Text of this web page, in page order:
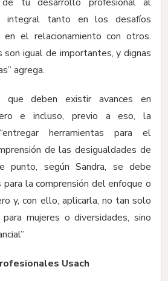
integral tanto en los desafíos
en el relacionamiento con otros.
son igual de importantes, y dignas
agrega.
que deben existir avances en
e incluso, previo a eso, la
herramientas para el
de las desigualdades de
punto, según Sandra, se debe
para la comprensión del enfoque o
y, con ello, aplicarla, no tan solo
mujeres o diversidades, sino
Usach